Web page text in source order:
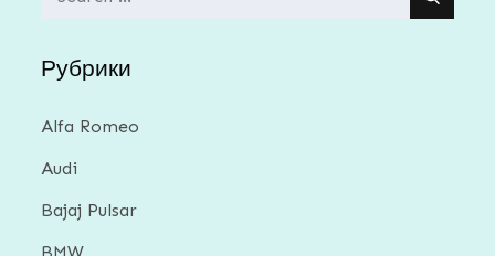
Рубрики
Alfa Romeo
Audi
Bajaj Pulsar